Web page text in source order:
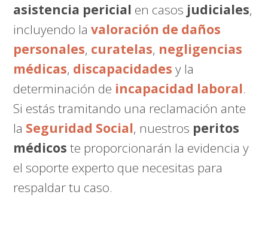
asistencia pericial en casos judiciales,
incluyendo lavaloración de daños
personales, curatelas, negligencias
médicas, discapacidades y la
determinación de incapacidad laboral.
Si estás tramitando una reclamación ante
la Seguridad Social, nuestros peritos
médicos te proporcionarán la evidencia y
el soporte experto que necesitas para
respaldar tu caso.